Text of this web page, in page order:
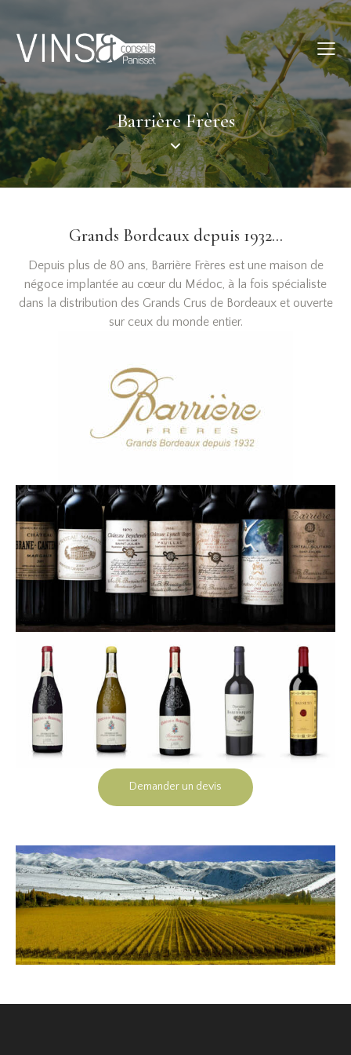
Barrière Frères
Grands Bordeaux depuis 1932...
Depuis plus de 80 ans, Barrière Frères est une maison de
négoce implantée au cœur du Médoc, à la fois spécialiste
dans la distribution des Grands Crus de Bordeaux et ouverte
sur ceux du monde entier.
Demander un devis